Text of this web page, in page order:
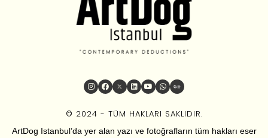
© 2024 - TÜM HAKLARI SAKLIDIR.
ArtDog Istanbul’da yer alan yazı ve fotoğrafların tüm hakları eser